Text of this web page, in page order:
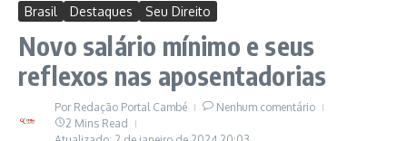
Brasil Destaques Seu Direito
Novo salário mínimo e seus
reflexos nas aposentadorias
Por Redação Portal Cambé
Nenhum comentário
2 Mins Read